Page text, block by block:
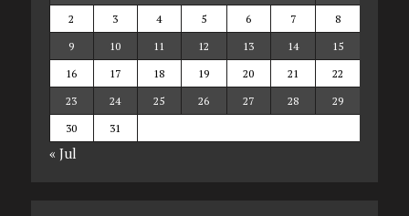
2
3 4 5 6 7
8
9
10 11 12 13 14
15
16
17 18 19 20 21
22
23
24 25 26 27 28
29
30
31
« Jul